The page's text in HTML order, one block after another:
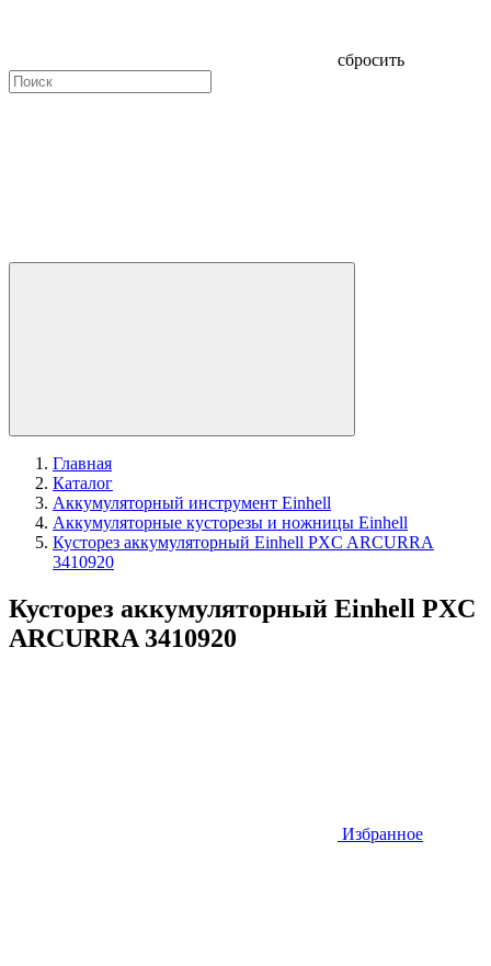
сбросить
Главная
Каталог
Аккумуляторный инструмент Einhell
Аккумуляторные кусторезы и ножницы Einhell
Кусторез аккумуляторный Einhell PXC ARCURRA
3410920
Кусторез аккумуляторный Einhell PXC
ARCURRA 3410920
Избранное